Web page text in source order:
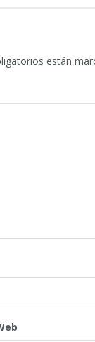
están